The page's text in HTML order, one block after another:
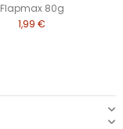
Flapmax 80g
1,99 €